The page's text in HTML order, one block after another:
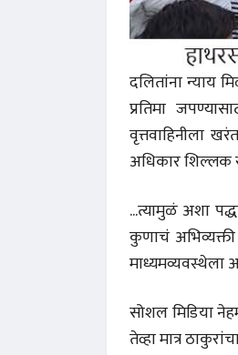
दलितांना न्याय
प्रतिमा
वृत्तवाहिनीला
अधिकार शिल्लक
...त्यामुळं अशा
कुणाचं अभिव्यक्ती
माध्यमव्यवस्थेला
सोशल मिडिया
तेव्हा मात्र